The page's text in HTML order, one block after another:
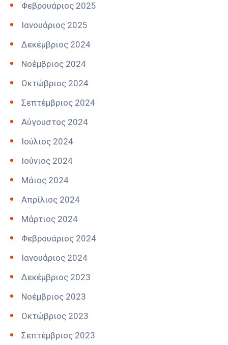
Φεβρουάριος 2025
Ιανουάριος 2025
Δεκέμβριος 2024
Νοέμβριος 2024
Οκτώβριος 2024
Σεπτέμβριος 2024
Αύγουστος 2024
Ιούλιος 2024
Ιούνιος 2024
Μάιος 2024
Απρίλιος 2024
Μάρτιος 2024
Φεβρουάριος 2024
Ιανουάριος 2024
Δεκέμβριος 2023
Νοέμβριος 2023
Οκτώβριος 2023
Σεπτέμβριος 2023